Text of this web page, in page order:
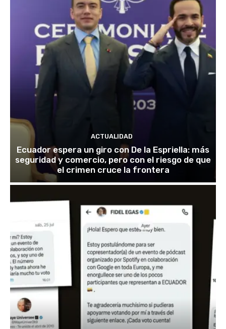
ACTUALIDAD
Ecuador espera un giro con De la Espriella: más
seguridad y comercio, pero con el riesgo de que
el crimen cruce la frontera